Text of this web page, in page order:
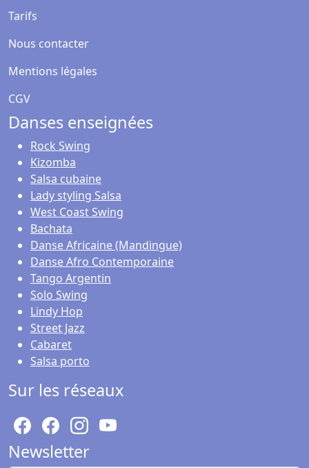
Tarifs
Nous contacter
Mentions légales
CGV
Danses enseignées
Rock Swing
Kizomba
Salsa cubaine
Lady styling Salsa
West Coast Swing
Bachata
Danse Africaine (Mandingue)
Danse Afro Contemporaine
Tango Argentin
Solo Swing
Lindy Hop
Street Jazz
Cabaret
Salsa porto
Sur les réseaux
Newsletter